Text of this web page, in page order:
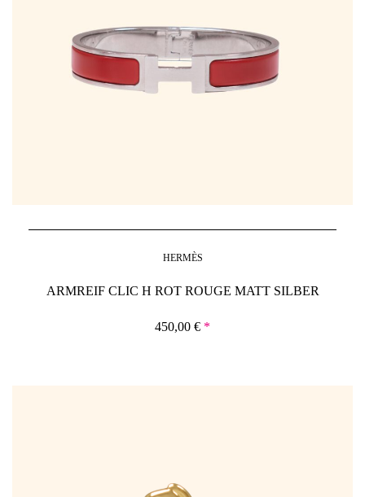
HERMÈS
ARMREIF CLIC H ROT ROUGE MATT SILBER
450,00 € *